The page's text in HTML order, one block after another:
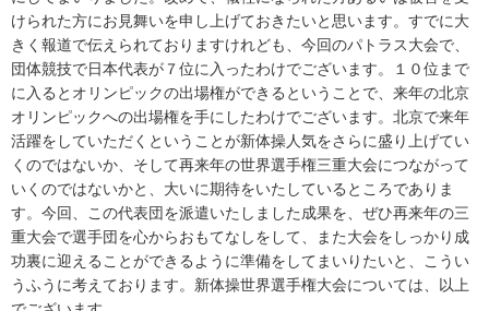
けられた方にお見舞いを申し上げておきたいと思います。すでに大
きく報道で伝えられておりますけれども、今回のパトラス大会で、
団体競技で日本代表が７位に入ったわけでございます。１０位まで
に入るとオリンピックの出場権ができるということで、来年の北京
オリンピックへの出場権を手にしたわけでございます。北京で来年
活躍をしていただくということが新体操人気をさらに盛り上げてい
くのではないか、そして再来年の世界選手権三重大会につながって
いくのではないかと、大いに期待をいたしているところでありま
す。今回、この代表団を派遣いたしました成果を、ぜひ再来年の三
重大会で選手団を心からおもてなしをして、また大会をしっかり成
功裏に迎えることができるように準備をしてまいりたいと、こうい
うふうに考えております。新体操世界選手権大会については、以上